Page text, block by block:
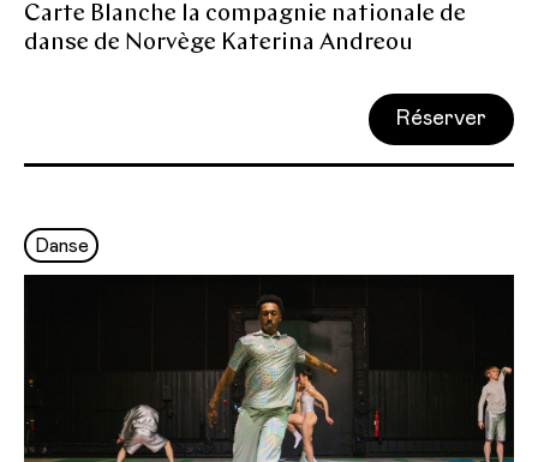
Carte Blanche la compagnie nationale de
danse de Norvège Katerina Andreou
Réserver
Danse